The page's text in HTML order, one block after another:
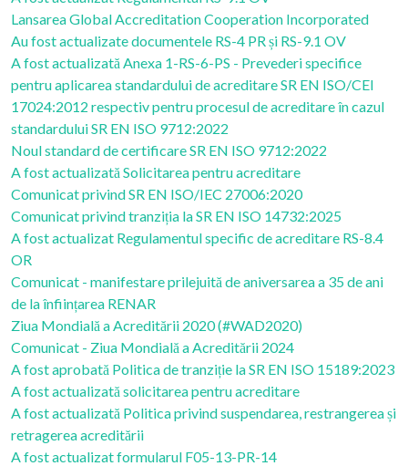
Lansarea Global Accreditation Cooperation Incorporated
Au fost actualizate documentele RS-4 PR și RS-9.1 OV
A fost actualizată Anexa 1-RS-6-PS - Prevederi specifice
pentru aplicarea standardului de acreditare SR EN ISO/CEI
17024:2012 respectiv pentru procesul de acreditare în cazul
standardului SR EN ISO 9712:2022
Noul standard de certificare SR EN ISO 9712:2022
A fost actualizată Solicitarea pentru acreditare
Comunicat privind SR EN ISO/IEC 27006:2020
Comunicat privind tranziția la SR EN ISO 14732:2025
A fost actualizat Regulamentul specific de acreditare RS-8.4
OR
Comunicat - manifestare prilejuită de aniversarea a 35 de ani
de la înființarea RENAR
Ziua Mondială a Acreditării 2020 (#WAD2020)
Comunicat - Ziua Mondială a Acreditării 2024
A fost aprobată Politica de tranziție la SR EN ISO 15189:2023
A fost actualizată solicitarea pentru acreditare
A fost actualizată Politica privind suspendarea, restrangerea și
retragerea acreditării
A fost actualizat formularul F05-13-PR-14